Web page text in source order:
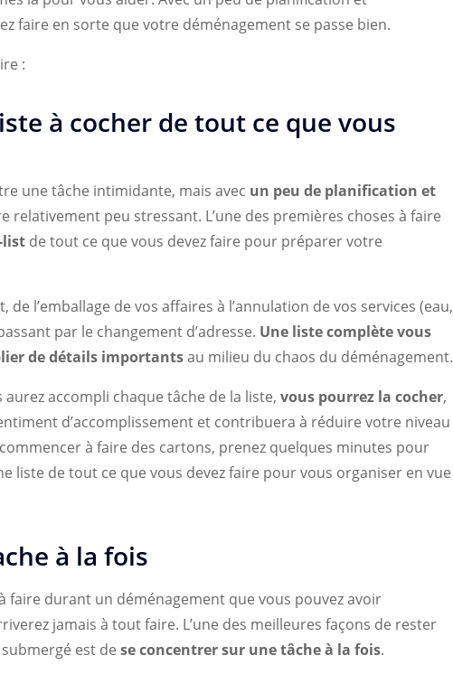
faire en sorte que votre déménagement se passe bien.
:
à cocher de tout ce que vous
une tâche intimidante, mais avec un peu de planification et
relativement peu stressant. L’une des premières choses à faire
list de tout ce que vous devez faire pour préparer votre
l’emballage de vos affaires à l’annulation de vos services (eau,
par le changement d’adresse. Une liste complète vous
de détails importantsau milieu du chaos du déménagement.
accompli chaque tâche de la liste, vous pourrez la cocher,
d’accomplissement et contribuera à réduire votre niveau
à faire des cartons, prenez quelques minutes pour
liste de tout ce que vous devez faire pour vous organiser en vue
à la fois
faire durant un déménagement que vous pouvez avoir
jamais à tout faire. L’une des meilleures façons de rester
est de se concentrer sur une tâche à la fois.